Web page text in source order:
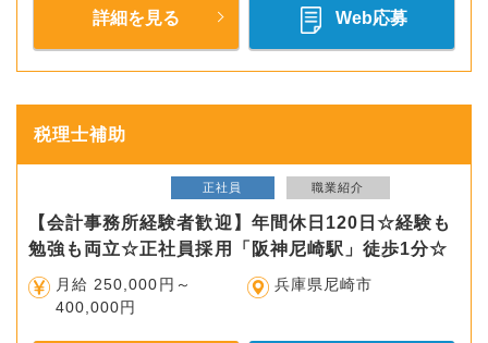
詳細を見る Web応募
税理士補助
正社員 職業紹介
【会計事務所経験者歓迎】年間休日120日☆経験も
勉強も両立☆正社員採用「阪神尼崎駅」徒歩1分☆
月給 250,000円～
400,000円
兵庫県尼崎市